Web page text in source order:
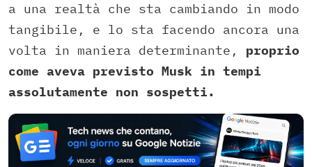
a una realtà che sta cambiando in modo
tangibile, e lo sta facendo ancora una
volta in maniera determinante, proprio
come aveva previsto Musk in tempi
assolutamente non sospetti.